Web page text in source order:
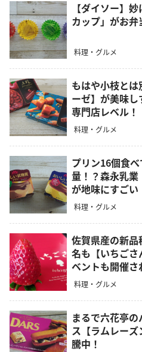
【ダイソー】
カップ」がお
料理・グルメ
もはや小枝と
ーゼ】が美味
専門店レベル！
料理・グルメ
プリン16個食
量！？森永乳業
が地味にすごい
料理・グルメ
佐賀県産の新
名も【いちご
ベントも開催さ
料理・グルメ
まるで六花亭
ス【ラムレー
騰中！